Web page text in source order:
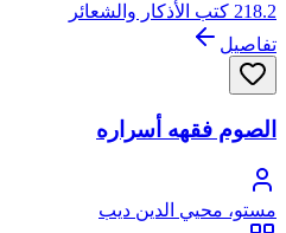
218.2 كتب الأذكار والشعائر
تفاصيل
الصوم فقهه أسراره
مستو، محيي الدين ديب